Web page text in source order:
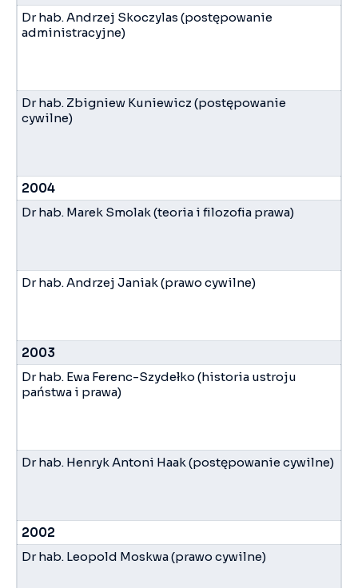
Dr hab. Andrzej Skoczylas (postępowanie
administracyjne)
Dr hab. Zbigniew Kuniewicz (postępowanie
cywilne)
2004
Dr hab. Marek Smolak (teoria i filozofia prawa)
Dr hab. Andrzej Janiak (prawo cywilne)
2003
Dr hab. Ewa Ferenc-Szydełko (historia ustroju
państwa i prawa)
Dr hab. Henryk Antoni Haak (postępowanie cywilne)
2002
Dr hab. Leopold Moskwa (prawo cywilne)